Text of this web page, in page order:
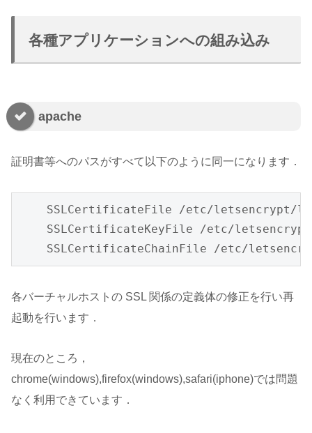
各種アプリケーションへの組み込み
apache
証明書等へのパスがすべて以下のように同一になります．
SSLCertificateFile /etc/letsencrypt/
SSLCertificateKeyFile /etc/
SSLCertificateChainFile /etc/
各バーチャルホストの SSL 関係の定義体の修正を行い再
起動を行います．
現在のところ，
chrome(windows),firefox(windows),safari(iphone)では問題
なく利用できています．